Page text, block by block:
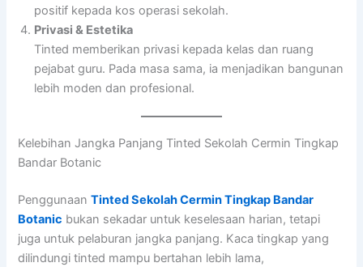
positif kepada kos operasi sekolah.
Privasi & Estetika
Tinted memberikan privasi kepada kelas dan ruang
pejabat guru. Pada masa sama, ia menjadikan bangunan
lebih moden dan profesional.
Kelebihan Jangka Panjang Tinted Sekolah Cermin Tingkap
Bandar Botanic
PenggunaanTinted Sekolah Cermin Tingkap Bandar
Botanic bukan sekadar untuk keselesaan harian, tetapi
juga untuk pelaburan jangka panjang. Kaca tingkap yang
dilindungi tinted mampu bertahan lebih lama,